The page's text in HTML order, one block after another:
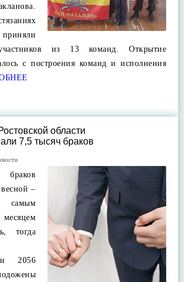
приняли
из 13 команд. Открытие
с построения команд и исполнения
области
7,5 тысяч браков
–
тогда
2056